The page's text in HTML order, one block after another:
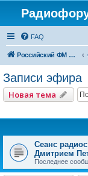
FAQ
Российский ФМ проект
Записи эфира
Новая тема
Сеанс
Дмитрием
Последнее